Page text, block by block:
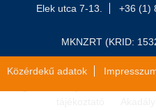
Elek utca 7-13.
+36 (1)
MKNZRT (KRID:
Közérdekű adatok